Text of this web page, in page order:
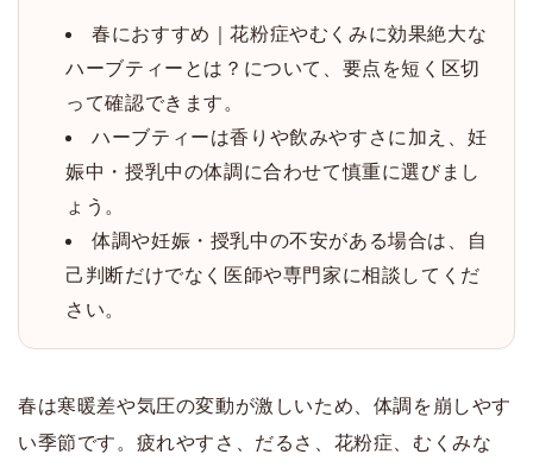
春におすすめ｜花粉症やむくみに効果絶大な
ハーブティーとは？について、要点を短く区切
って確認できます。
ハーブティーは香りや飲みやすさに加え、妊
娠中・授乳中の体調に合わせて慎重に選びまし
ょう。
体調や妊娠・授乳中の不安がある場合は、自
己判断だけでなく医師や専門家に相談してくだ
さい。
春は寒暖差や気圧の変動が激しいため、体調を崩しやす
い季節です。疲れやすさ、だるさ、花粉症、むくみな